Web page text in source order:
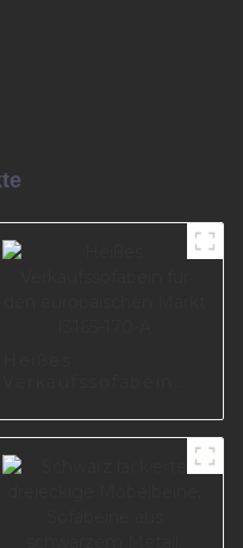
europäischen Markt